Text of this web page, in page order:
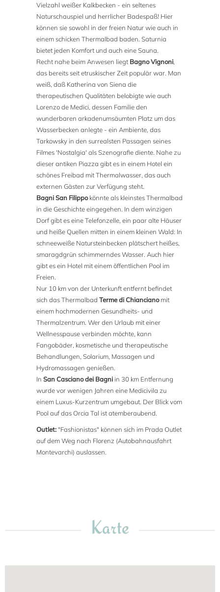
Vielzahl weißer Kalkbecken - ein seltenes
Naturschauspiel und herrlicher Badespaß! Hier
können sie sowohl in der freien Natur wie auch in
einem schicken Thermalbad baden. Saturnia
bietet jeden Komfort und auch eine Sauna.
Recht nahe beim Anwesen liegt Bagno Vignoni,
das bereits seit etruskischer Zeit populär war. Man
weiß, daß Katherina von Siena die
therapeutischen Qualitäten belobigte wie auch
Lorenzo de Medici, dessen Familie den
wunderbaren arkadenumsäumten Platz um das
Wasserbecken anlegte - ein Ambiente, das
Tarkowsky in den surrealsten Passagen seines
Filmes 'Nostalgia' als Szenografie diente. Nahe zu
dieser antiken Piazza gibt es in einem Hotel ein
schönes Freibad mit Thermalwasser, das auch
externen Gästen zur Verfügung steht.
Bagni San Filippokönnte als kleinstes Thermalbad
in die Geschichte eingegehen. In dem winzigen
Dorf gibt es eine Telefonzelle, ein paar alte Häuser
und heiße Quellen mitten in einem kleinen Wald: In
schneeweiße Natursteinbecken plätschert heißes,
smaragdgrün schimmerndes Wasser. Auch hier
gibt es ein Hotel mit einem öffentlichen Pool im
Freien.
Nur 10 km von der Unterkunft entfernt befindet
sich das ThermalbadTerme di Chiancianomit
einem hochmodernen Gesundheits- und
Thermalzentrum. Wer den Urlaub mit einer
Wellnesspause verbinden möchte, kann
Fangobäder, kosmetische und therapeutische
Behandlungen, Solarium, Massagen und
Hydromassagen genießen.
InSan Casciano dei Bagni in 30 km Entfernung
wurde vor wenigen Jahren eine Medicivila zu
einem Luxus-Kurzentrum umgebaut. Der Blick vom
Pool auf das Orcia Tal ist atemberaubend.
Outlet: "Fashionistas" können sich im Prada Outlet
auf dem Weg nach Florenz (Autobahnausfahrt
Montevarchi) auslassen.
Karte